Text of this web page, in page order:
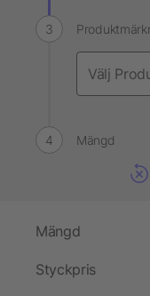
Mängd
Mängd
Styckpris